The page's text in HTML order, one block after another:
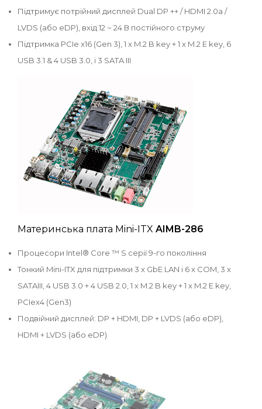
Підтримує потрійний дисплей Dual DP ++ / HDMI 2.0a /
LVDS (або eDP), вхід 12 ~ 24 В постійного струму
Підтримка PCIe x16 (Gen 3), 1 x M.2 B key + 1 x M.2 E key, 6
USB 3.1 & 4 USB 3.0, і 3 SATA III
Материнська плата Mini-ITX AIMB-286
Процесори Intel® Core ™ S серії 9-го покоління
Тонкий Mini-ITX для підтримки 3 x GbE LAN і 6 x COM, 3 x
SATAIII, 4 USB 3.0 + 4 USB 2.0, 1 x M.2 B key + 1 x M.2 E key,
PCIex4 (Gen3)
Подвійний дисплей: DP + HDMI, DP + LVDS (або eDP),
HDMI + LVDS (або eDP)